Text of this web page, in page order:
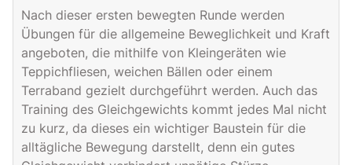
Nach dieser ersten bewegten Runde werden
Übungen für die allgemeine Beweglichkeit und Kraft
angeboten, die mithilfe von Kleingeräten wie
Teppichfliesen, weichen Bällen oder einem
Terraband gezielt durchgeführt werden. Auch das
Training des Gleichgewichts kommt jedes Mal nicht
zu kurz, da dieses ein wichtiger Baustein für die
alltägliche Bewegung darstellt, denn ein gutes